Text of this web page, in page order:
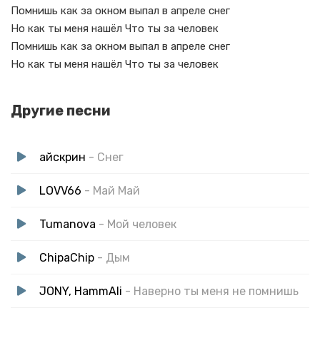
Помнишь как за окном выпал в апреле снег
Но как ты меня нашёл Что ты за человек
Помнишь как за окном выпал в апреле снег
Но как ты меня нашёл Что ты за человек
Другие песни
айскрин - Снег
LOVV66 - Май Май
Tumanova - Мой человек
ChipaChip - Дым
JONY, HammAli - Наверно ты меня не помнишь